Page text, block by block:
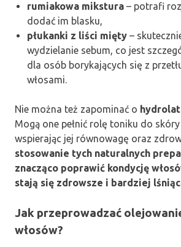
rumiakowa mikstura – potrafi
dodać im blasku,
płukanki z liści mięty –
wydzielanie sebum, co jest
dla osób borykających się z
włosami.
Nie można też zapominać o
Mogą one pełnić rolę toniku do skóry
wspierając jej równowagę oraz
stosowanie tych naturalnych
znacząco poprawić kondycję
stają się zdrowsze i bardziej
Jak przeprowadzać
włosów?